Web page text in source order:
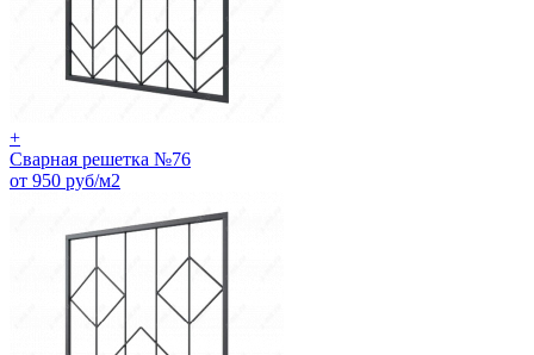
+
Сварная решетка №76
от 950 руб/м2